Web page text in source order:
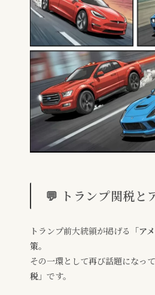
💬 トランプ関税と
トランプ前大統領が掲げる 「ア
策。
その一環として再び話題になっ
税」 です。